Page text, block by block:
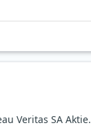
Veritas SA Aktie.